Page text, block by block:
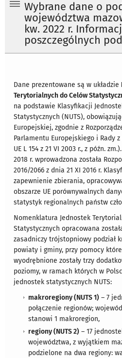
Wybrane dane o
województwa
kw. 2022 r.
poszczególnych
Dane prezentowane są w układzie
Terytorialnych do Celów
na podstawie Klasyfikacji
Statystycznych (NUTS),
Europejskiej, zgodnie z
Parlamentu Europejskiego i Rady z
UE L 154 z 21 VI 2003 r., z późn.
2018 r. wprowadzona została
2016/2066 z dnia 21 XI 2016 r.
zapewnienie zbierania,
obszarze UE porównywalnych
statystyk regionalnych państw
Nomenklatura Jednostek
Statystycznych opracowana
zasadniczy trójstopniowy podział
powiaty i gminy, przy pomocy
wyodrębnione zostały trzy
poziomy, w ramach których w
jednostek statystycznych NUTS:
makroregiony (NUTS 1) – 7
połączenie regionów;
stanowi 1 makroregion,
regiony (NUTS 2) – 17
województwa, z wyjątkiem
podzielone na dwa regiony: